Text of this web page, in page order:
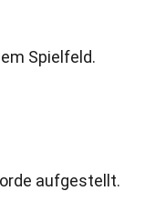
Spielfeld.
aufgestellt.